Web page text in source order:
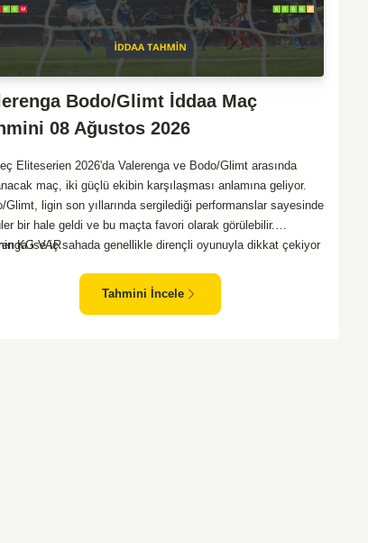
Bodo/Glimt İddaa Maç
08 Ağustos 2026
Eliteserien 2026'da Valerenga ve Bodo/Glimt arasında
maç, iki güçlü ekibin karşılaşması anlamına geliyor.
Glimt, ligin son yıllarında sergilediği performanslar sayesinde
bir hale geldi ve bu maçta favori olarak görülebilir.
ise iç sahada genellikle dirençli oyunuyla dikkat çekiyor
genellikle çekişmeli geçiyor ve bol gollü karşılaşmalara
KG VAR
Tahmini İncele